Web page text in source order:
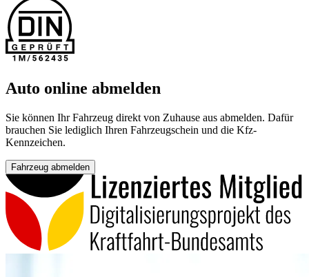
Auto online abmelden
Sie können Ihr Fahrzeug direkt von Zuhause aus abmelden. Dafür
brauchen Sie lediglich Ihren Fahrzeugschein und die Kfz-
Kennzeichen.
Fahrzeug abmelden